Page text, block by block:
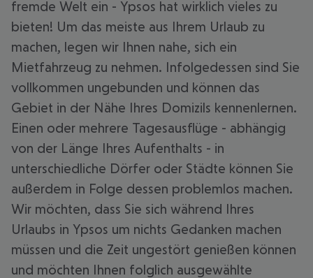
fremde Welt ein - Ypsos hat wirklich vieles zu
bieten! Um das meiste aus Ihrem Urlaub zu
machen, legen wir Ihnen nahe, sich ein
Mietfahrzeug zu nehmen. Infolgedessen sind Sie
vollkommen ungebunden und können das
Gebiet in der Nähe Ihres Domizils kennenlernen.
Einen oder mehrere Tagesausflüge - abhängig
von der Länge Ihres Aufenthalts - in
unterschiedliche Dörfer oder Städte können Sie
außerdem in Folge dessen problemlos machen.
Wir möchten, dass Sie sich während Ihres
Urlaubs in Ypsos um nichts Gedanken machen
müssen und die Zeit ungestört genießen können
und möchten Ihnen folglich ausgewählte